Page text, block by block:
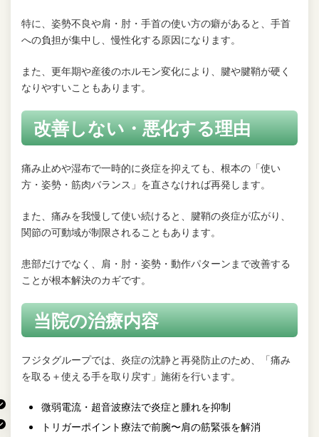
特に、姿勢不良や肩・肘・手首の使い方の癖があると、手首
への負担が集中し、慢性化する原因になります。
また、更年期や産後のホルモン変化により、腱や腱鞘が硬く
なりやすいこともあります。
改善しない・悪化する理由
痛み止めや湿布で一時的に炎症を抑えても、根本の「使い
方・姿勢・筋肉バランス」を直さなければ再発します。
また、痛みを我慢して使い続けると、腱鞘の炎症が広がり、
関節の可動域が制限されることもあります。
患部だけでなく、肩・肘・姿勢・動作パターンまで改善する
ことが根本解決のカギです。
当院の治療内容
フジタグループでは、炎症の沈静と再発防止のため、「痛み
を取る＋使える手を取り戻す」施術を行います。
微弱電流・超音波療法で炎症と腫れを抑制
トリガーポイント療法で前腕〜肩の筋緊張を解消